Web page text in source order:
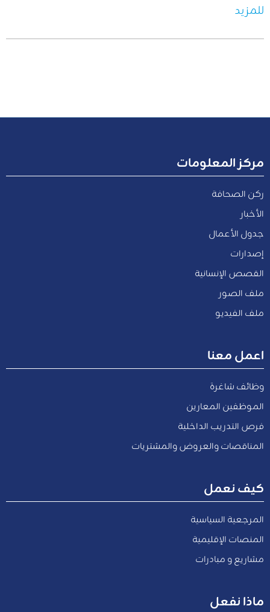
للمزيد
مركز المعلومات
ركن الصحافة
الأخبار
جدول الأعمال
إصدارات
القصص الإنسانية
ملف الصور
ملف الفيديو
اعمل معنا
وظائف شاغرة
الموظفين المعارين
فرص التدريب الداخلية
المناقصات والعروض والمشتريات
كيف نعمل
المرجعية السياسية
المنصات الإقليمية
مشاريع و مبادرات
ماذا نفعل